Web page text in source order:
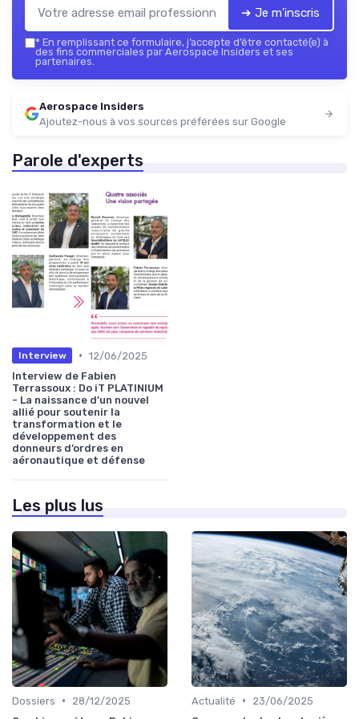
➔ Je m'inscris
* En remplissant ce formulaire, j’accepte d’être contacté(e) à
des fins commerciales par Aerospace Insiders et ses
partenaires.
Aerospace Insiders
Ajoutez-nous à vos sources préférées sur Google
Parole d'experts
Interview • 12/06/2025
Interview de Fabien
Terrassoux : Do iT PLATINIUM
- La naissance d’un nouvel
allié pour soutenir la
transformation et le
développement des
donneurs d’ordres en
aéronautique et défense
Les plus lus
Dossiers •
28/12/2025
Actualité •
23/06/2025